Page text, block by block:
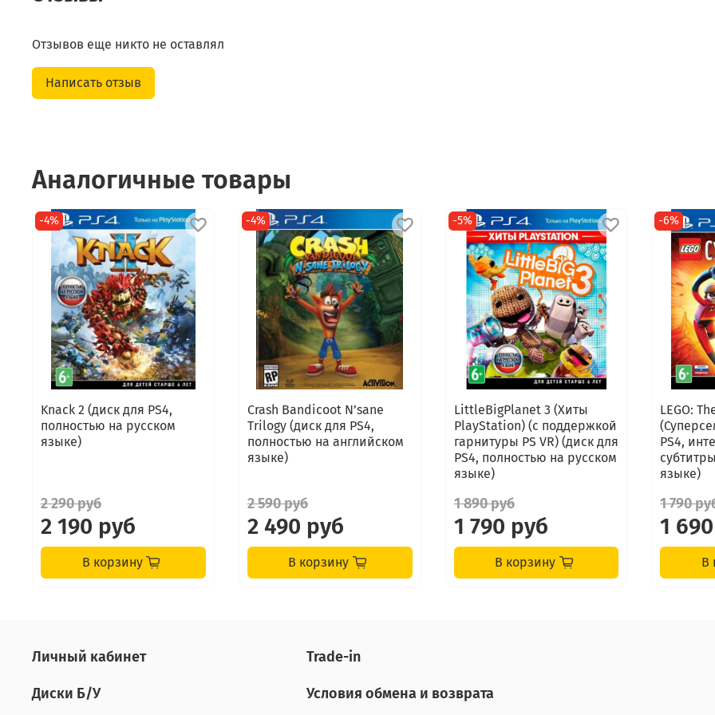
Отзывов еще никто не оставлял
Написать отзыв
Аналогичные товары
-4%
Knack 2 (диск для PS4,
полностью на русском
языке)
2 290 руб
2 190 руб
В корзину
-4%
Crash Bandicoot N’sane
Trilogy (диск для PS4,
полностью на английском
языке)
2 590 руб
2 490 руб
В корзину
-5%
LittleBigPlanet 3 (Хиты
PlayStation) (с поддержкой
гарнитуры PS VR) (диск для
PS4, полностью на русском
языке)
1 890 руб
1 790 руб
В корзину
-6%
LEGO:
PS4,
языке)
1 790
1
В
Личный кабинет
Диски Б/У
Tradе-in
Условия обмена и возврата